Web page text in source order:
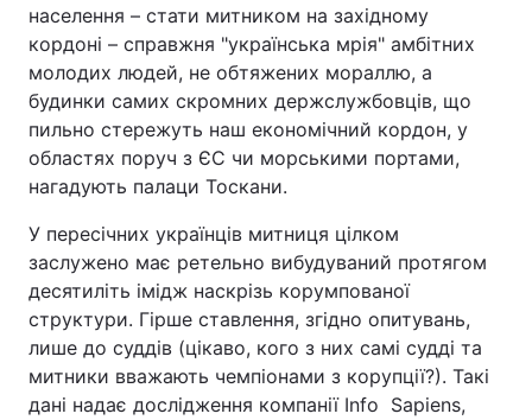
Україна Політика
Економіка Світ
Спорт Наука
Техно і зв'язок
Зброя Інциденти
Здоров'я Туризм
Регіони
населення – стати митником на західному
кордоні – справжня "українська мрія" амбітних
молодих людей, не обтяжених мораллю, а
будинки самих скромних держслужбовців, що
пильно стережуть наш економічний кордон, у
областях поруч з ЄС чи морськими портами,
нагадують палаци Тоскани.
У пересічних українців митниця цілком
заслужено має ретельно вибудуваний протягом
десятиліть імідж наскрізь корумпованої
структури. Гірше ставлення, згідно опитувань,
лише до суддів (цікаво, кого з них самі судді та
митники вважають чемпіонами з корупції?). Такі
дані надає дослідження компанії Info Sapiens,